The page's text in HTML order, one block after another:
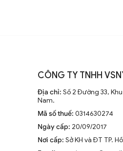
CÔNG TY TNHH
Địa chỉ: Số 2 Đường 33,
Nam.
Mã số thuế: 0314630274
Ngày cấp: 20/09/2017
Nơi cấp: Sở KH và ĐT TP.